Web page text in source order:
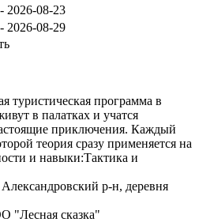
2026-08-23
2026-08-29
туристическая программа в
в палатках и учатся
приключения. Каждый
теория сразу применяется на
и навыки:Тактика и
р-н, деревня
"Лесная сказка"